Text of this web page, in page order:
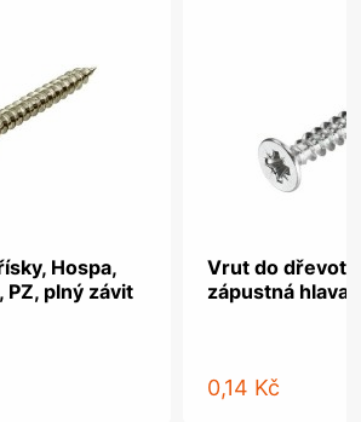
Hospa,
PZ, plný závit
Vrut do
zápustná hlava,
0,14 Kč